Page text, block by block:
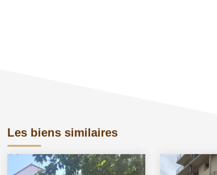
Les biens similaires